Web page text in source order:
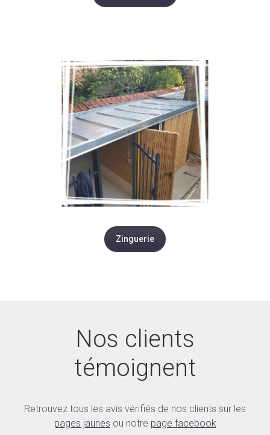
Zinguerie
Nos clients
témoignent
Retrouvez tous les avis vérifiés de nos clients sur les
pages jaunes ou notre page facebook